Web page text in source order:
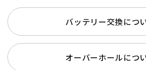
バッテリー交換につ
オーバーホールにつ